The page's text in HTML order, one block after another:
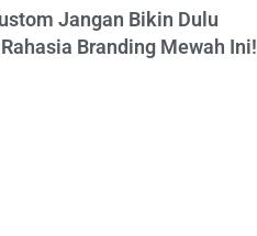
Jangan Bikin Dulu
Branding Mewah Ini!